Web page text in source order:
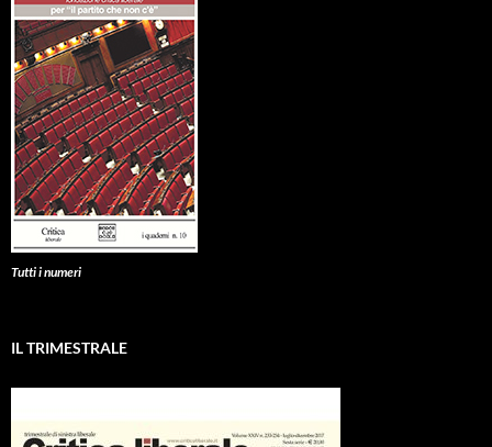
Tutti i numeri
IL TRIMESTRALE